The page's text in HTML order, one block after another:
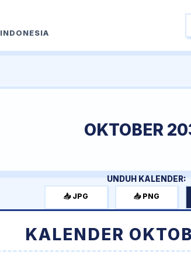
OKTOBER
UNDUH KALENDER:
📥 JPG 📥 PNG
KALENDER